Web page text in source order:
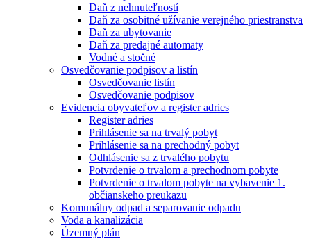
Daň z nehnuteľností
Daň za osobitné užívanie verejného priestranstva
Daň za ubytovanie
Daň za predajné automaty
Vodné a stočné
Osvedčovanie podpisov a listín
Osvedčovanie listín
Osvedčovanie podpisov
Evidencia obyvateľov a register adries
Register adries
Prihlásenie sa na trvalý pobyt
Prihlásenie sa na prechodný pobyt
Odhlásenie sa z trvalého pobytu
Potvrdenie o trvalom a prechodnom pobyte
Potvrdenie o trvalom pobyte na vybavenie 1.
občianskeho preukazu
Komunálny odpad a separovanie odpadu
Voda a kanalizácia
Územný plán